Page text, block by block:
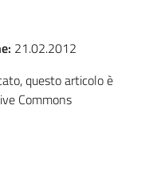
21.02.2012
questo articolo è
Commons